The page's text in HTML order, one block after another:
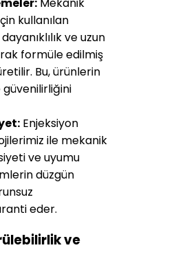
kullanılan
ve uzun
formüle edilmiş
Bu, ürünlerin
güvenilirliğini
Enjeksiyon
ile mekanik
ve uyumu
düzgün
eder.
ve